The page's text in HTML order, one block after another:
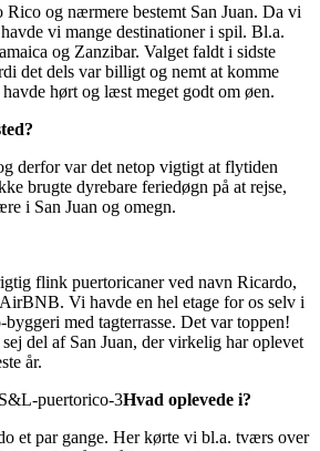
Rico og nærmere bestemt San Juan. Da vi
vi mange destinationer i spil. Bl.a.
og Zanzibar. Valget faldt i sidste
det dels var billigt og nemt at komme
hørt og læst meget godt om øen.
derfor var det netop vigtigt at flytiden
brugte dyrebare feriedøgn på at rejse,
i San Juan og omegn.
flink puertoricaner ved navn Ricardo,
Vi havde en hel etage for os selv i
med tagterrasse. Det var toppen!
del af San Juan, der virkelig har oplevet
år.
Hvad oplevede i?
et par gange. Her kørte vi bl.a. tværs over